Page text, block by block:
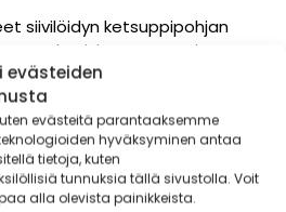
evästeiden
evästeitä parantaaksemme
hyväksyminen antaa
tietoja, kuten
tunnuksia tällä sivustolla. Voit
alla olevista painikkeista.
siivilöidyn ketsuppipohjan
mausteista
ne kokonaan pois. Tarvittavan
kuinka mehukkaita tomaatit
valmistuksen aikana ja lisää
olevan kannen alla